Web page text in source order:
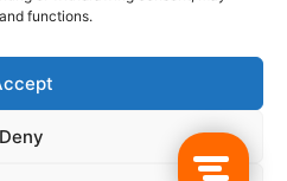
functions.
Deny reservados @Crucerum |